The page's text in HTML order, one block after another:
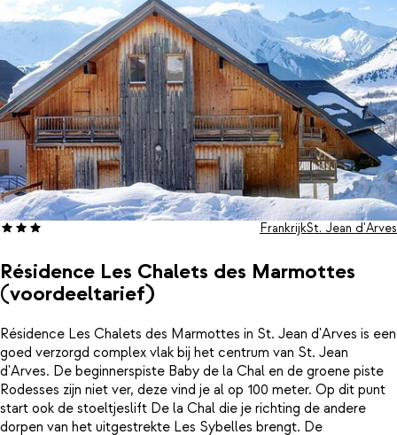
Résidence Les Chalets des Marmottes
(voordeeltarief)
FrankrijkSt. Jean d'Arves
Résidence Les Chalets des Marmottes in St. Jean d'Arves is een
goed verzorgd complex vlak bij het centrum van St. Jean
d'Arves. De beginnerspiste Baby de la Chal en de groene piste
Rodesses zijn niet ver, deze vind je al op 100 meter. Op dit punt
start ook de stoeltjeslift De la Chal die je richting de andere
dorpen van het uitgestrekte Les Sybelles brengt. De